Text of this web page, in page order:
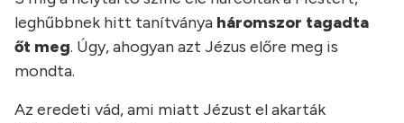
leghűbbnek hitt tanítványa háromszor tagadta
őt meg. Úgy, ahogyan azt Jézus előre meg is
mondta.
Az eredeti vád, ami miatt Jézust el akarták